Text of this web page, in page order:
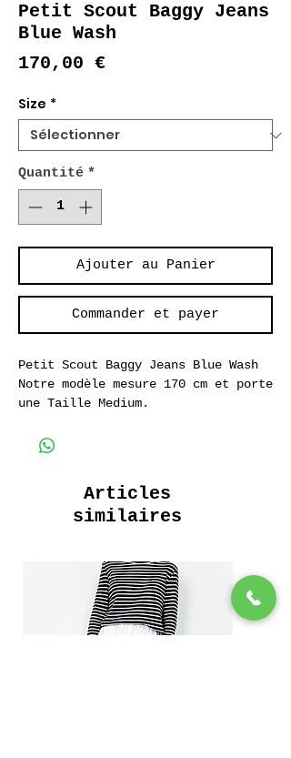
Petit Scout Baggy Jeans
Blue Wash
170,00 €Prix
Size *
Quantité *
Ajouter au Panier
Commander et payer
Petit Scout Baggy Jeans Blue Wash
Notre modèle mesure 170 cm et porte
une Taille Medium.
Jeans 5 Poches
Small Baggy Elasticated Jeans
5 Pocket Jeans
Articles
similaires